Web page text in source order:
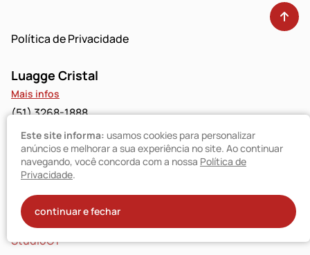
Política de Privacidade
Luagge Cristal
Mais infos
(51) 3268-1888
Luagge Bravo
Mais infos
© Luagge 2025
Todos os direitos reservados
StudioGT
Este site informa: usamos cookies para personalizar
anúncios e melhorar a sua experiência no site. Ao continuar
navegando, você concorda com a nossa Política de
Privacidade.
continuar e fechar